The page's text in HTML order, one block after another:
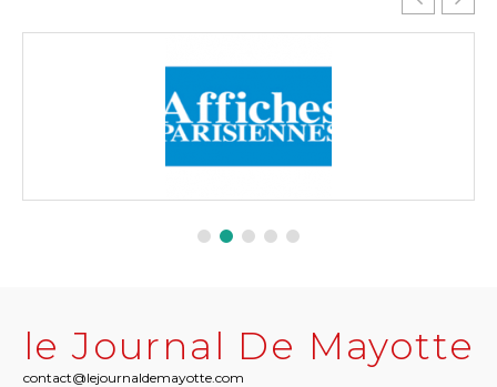
le Journal De Mayotte
contact@lejournaldemayotte.com